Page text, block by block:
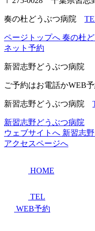
奏の杜どうぶつ病院
ページトップへ 奏の杜
ネット予約
新習志野どうぶつ病院
ご予約はお電話かWEB
新習志野どうぶつ病院
新習志野どうぶつ病院
ウェブサイトへ 新習志
アクセスページへ
HOME
TEL
WEB予約